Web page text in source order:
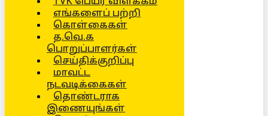
எங்களைப் பற்றி
கொள்கைகள்
த.வெ.க
பொறுப்பாளர்கள்
செய்திக்குறிப்பு
மாவட்ட
நடவடிக்கைகள்
தொண்டராக
இணையுங்கள்